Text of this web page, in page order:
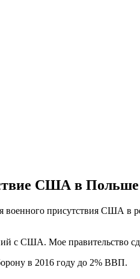
США в Польше
присутствия США в
с США. Мое правительство
в 2016 году до 2% ВВП.